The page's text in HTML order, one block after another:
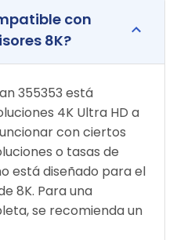
con
8K?
355353 está
4K Ultra HD a
con ciertos
o tasas de
está diseñado para el
8K. Para una
se recomienda un